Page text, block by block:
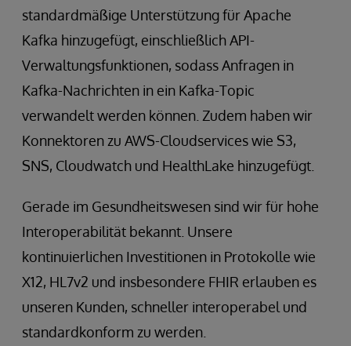
standardmäßige Unterstützung für Apache
Kafka hinzugefügt, einschließlich API-
Verwaltungsfunktionen, sodass Anfragen in
Kafka-Nachrichten in ein Kafka-Topic
verwandelt werden können. Zudem haben wir
Konnektoren zu AWS-Cloudservices wie S3,
SNS, Cloudwatch und HealthLake hinzugefügt.
Gerade im Gesundheitswesen sind wir für hohe
Interoperabilität bekannt. Unsere
kontinuierlichen Investitionen in Protokolle wie
X12, HL7v2 und insbesondere FHIR erlauben es
unseren Kunden, schneller interoperabel und
standardkonform zu werden.